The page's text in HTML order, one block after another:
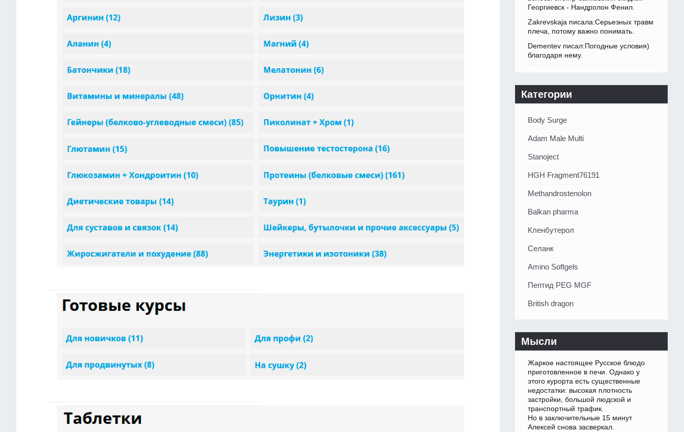
Георгиевск - Нандролон Фенил.
Zakrevskaja писала:Серьезных травм
плеча, потому важно понимать.
Dementev писал:Погодные условия)
благодаря нему.
Категории
Body Surge
Adam Male Multi
Stanoject
HGH Fragment76191
Methandrostenolon
Balkan pharma
Кленбутерол
Селанк
Amino Softgels
Пептид PEG MGF
British dragon
Мысли
Жаркое настоящее Русское блюдо
приготовленное в печи. Однако у
этого курорта есть существенные
недостатки: высокая плотность
застройки, большой людской и
транспортный трафик.
Но в заключительные 15 минут
Алексей снова засверкал.